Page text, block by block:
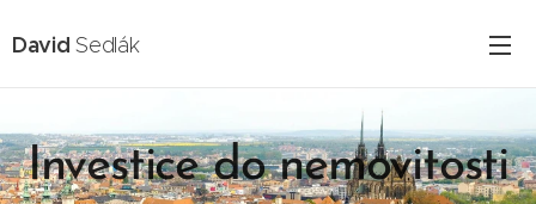
DavidSedlák
Investice do nemovitosti